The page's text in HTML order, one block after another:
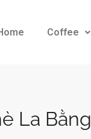
Coffee
La Bằng